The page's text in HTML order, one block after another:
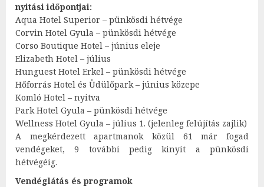
nyitási időpontjai:
Aqua Hotel Superior – pünkösdi hétvége
Corvin Hotel Gyula – pünkösdi hétvége
Corso Boutique Hotel – június eleje
Elizabeth Hotel – július
Hunguest Hotel Erkel – pünkösdi hétvége
Hőforrás Hotel és Üdülőpark – június közepe
Komló Hotel – nyitva
Park Hotel Gyula – pünkösdi hétvége
Wellness Hotel Gyula – július 1. (jelenleg felújítás zajlik)
A megkérdezett apartmanok közül 61 már fogad
vendégeket, 9 további pedig kinyit a pünkösdi
hétvégéig.
Vendéglátás és programok